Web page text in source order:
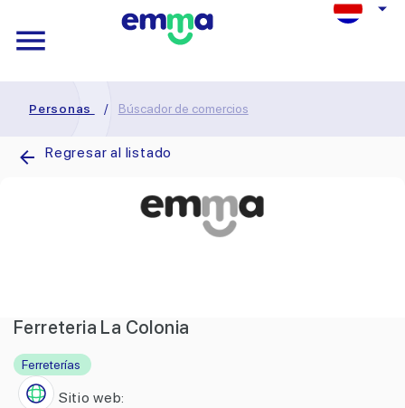
Personas / Búscador de comercios
Regresar al listado
Ferreteria La Colonia
Ferreterías
Sitio web: